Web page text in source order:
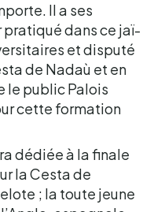
Il a ses
pratiqué dans ce jaï-
et disputé
de Nadaù et en
le public Palois
cette formation
dédiée à la finale
la Cesta de
; la toute jeune